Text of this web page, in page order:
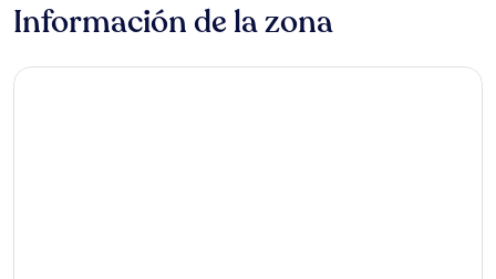
Información de la zona